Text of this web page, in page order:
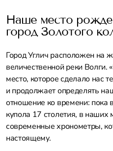
Наше место
город Золотого
Город Углич расположен на
величественной реки Волги.
место, которое сделало нас
и продолжает определять
отношение ко времени: пока
купола 17 столетия, в наших
современные хронометры,
настоящему.